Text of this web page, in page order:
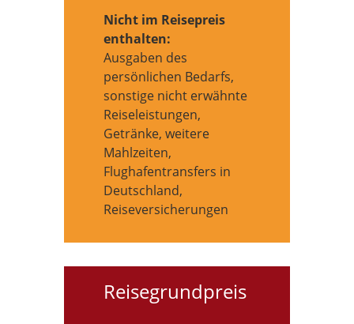
Nicht im Reisepreis
enthalten:
Ausgaben des
persönlichen Bedarfs,
sonstige nicht erwähnte
Reiseleistungen,
Getränke, weitere
Mahlzeiten,
Flughafentransfers in
Deutschland,
Reiseversicherungen
Reisegrundpreis